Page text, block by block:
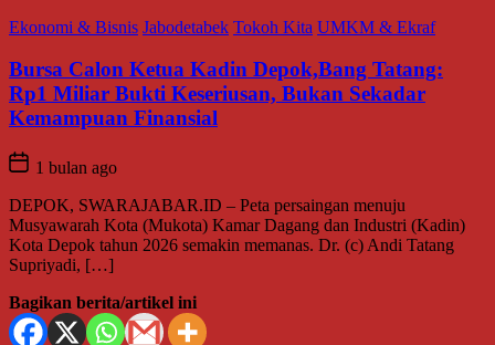
Ekonomi & Bisnis Jabodetabek Tokoh Kita UMKM & Ekraf
Bursa Calon Ketua Kadin Depok,Bang Tatang:
Rp1 Miliar Bukti Keseriusan, Bukan Sekadar
Kemampuan Finansial
1 bulan ago
DEPOK, SWARAJABAR.ID – Peta persaingan menuju
Musyawarah Kota (Mukota) Kamar Dagang dan Industri (Kadin)
Kota Depok tahun 2026 semakin memanas. Dr. (c) Andi Tatang
Supriyadi, […]
Bagikan berita/artikel ini